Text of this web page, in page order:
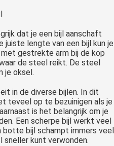
dat je een bijl aanschaft
juiste lengte van een bijl kun je
gestrekte arm bij de kop
de steel reikt. De steel
je oksel.
in de diverse bijlen. In dit
teveel op te bezuinigen als je
is het belangrijk om je
Een scherpe bijl werkt veel
botte bijl schampt immers veel
kunt verwonden.